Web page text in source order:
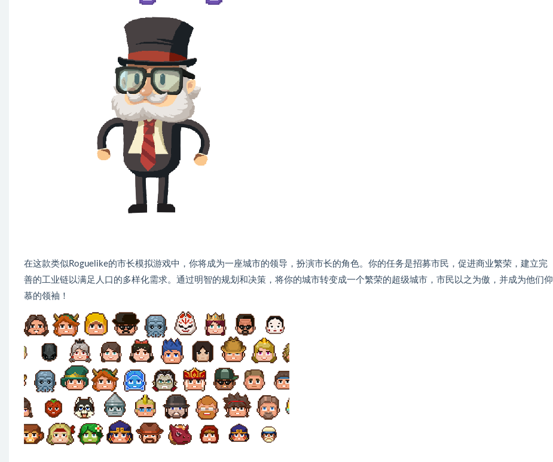
在这款类似Roguelike的市长模拟游戏中，你将成为一座城市的领导，扮演市长的角色。你的任务是招募市民，促进商业繁荣，建立完
善的工业链以满足人口的多样化需求。通过明智的规划和决策，将你的城市转变成一个繁荣的超级城市，市民以之为傲，并成为他们仰
慕的领袖！